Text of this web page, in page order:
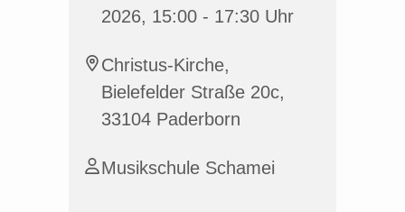
2026, 15:00 - 17:30 Uhr
Christus-Kirche,
Bielefelder Straße 20c,
33104 Paderborn
Musikschule Schamei